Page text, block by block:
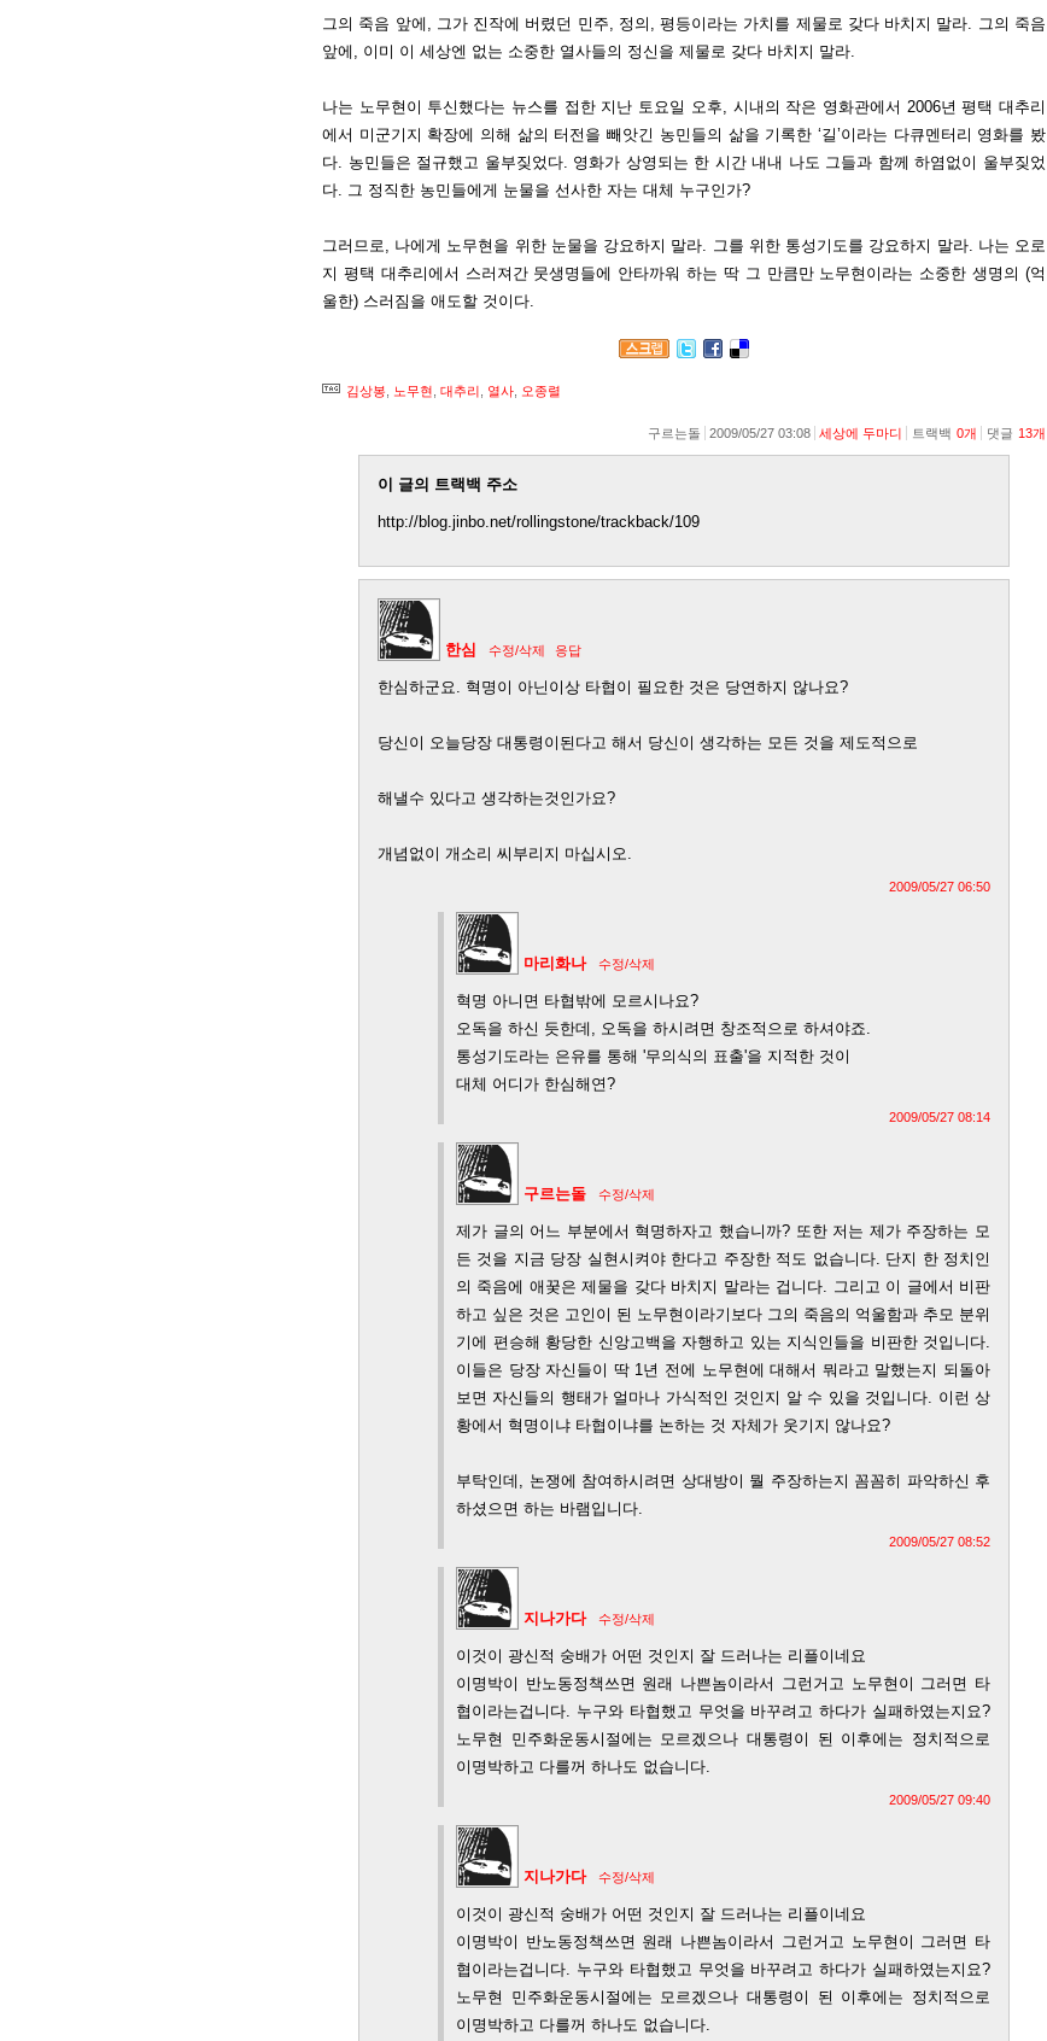
그의 죽음 앞에, 그가 진작에 버렸던 민주, 정의, 평등이라는 가치를 제물로 갖다 바치지 말라. 그의 죽음
앞에, 이미 이 세상엔 없는 소중한 열사들의 정신을 제물로 갖다 바치지 말라.
나는 노무현이 투신했다는 뉴스를 접한 지난 토요일 오후, 시내의 작은 영화관에서 2006년 평택 대추리
에서 미군기지 확장에 의해 삶의 터전을 빼앗긴 농민들의 삶을 기록한 ‘길’이라는 다큐멘터리 영화를 봤
다. 농민들은 절규했고 울부짖었다. 영화가 상영되는 한 시간 내내 나도 그들과 함께 하염없이 울부짖었
다. 그 정직한 농민들에게 눈물을 선사한 자는 대체 누구인가?
그러므로, 나에게 노무현을 위한 눈물을 강요하지 말라. 그를 위한 통성기도를 강요하지 말라. 나는 오로
지 평택 대추리에서 스러져간 뭇생명들에 안타까워 하는 딱 그 만큼만 노무현이라는 소중한 생명의 (억
울한) 스러짐을 애도할 것이다.
김상봉 노무현 대추리 열사 오종렬
구르는돌 2009/05/27 03:08 세상에 두마디 트랙백 0개 댓글 13개
이 글의 트랙백 주소
http://blog.jinbo.net/rollingstone/trackback/109
한심 수정/삭제 응답
한심하군요. 혁명이 아닌이상 타협이 필요한 것은 당연하지 않나요?
당신이 오늘당장 대통령이된다고 해서 당신이 생각하는 모든 것을 제도적으로
해낼수 있다고 생각하는것인가요?
개념없이 개소리 씨부리지 마십시오.
2009/05/27 06:50
마리화나 수정/삭제
혁명 아니면 타협밖에 모르시나요?
오독을 하신 듯한데, 오독을 하시려면 창조적으로 하셔야죠.
통성기도라는 은유를 통해 '무의식의 표출'을 지적한 것이
대체 어디가 한심해연?
2009/05/27 08:14
구르는돌 수정/삭제
제가 글의 어느 부분에서 혁명하자고 했습니까? 또한 저는 제가 주장하는 모
든 것을 지금 당장 실현시켜야 한다고 주장한 적도 없습니다. 단지 한 정치인
의 죽음에 애꿎은 제물을 갖다 바치지 말라는 겁니다. 그리고 이 글에서 비판
하고 싶은 것은 고인이 된 노무현이라기보다 그의 죽음의 억울함과 추모 분위
기에 편승해 황당한 신앙고백을 자행하고 있는 지식인들을 비판한 것입니다.
이들은 당장 자신들이 딱 1년 전에 노무현에 대해서 뭐라고 말했는지 되돌아
보면 자신들의 행태가 얼마나 가식적인 것인지 알 수 있을 것입니다. 이런 상
황에서 혁명이냐 타협이냐를 논하는 것 자체가 웃기지 않나요?
부탁인데, 논쟁에 참여하시려면 상대방이 뭘 주장하는지 꼼꼼히 파악하신 후
하셨으면 하는 바램입니다.
2009/05/27 08:52
지나가다 수정/삭제
이것이 광신적 숭배가 어떤 것인지 잘 드러나는 리플이네요
이명박이 반노동정책쓰면 원래 나쁜놈이라서 그런거고 노무현이 그러면 타
협이라는겁니다. 누구와 타협했고 무엇을 바꾸려고 하다가 실패하였는지요?
노무현 민주화운동시절에는 모르겠으나 대통령이 된 이후에는 정치적으로
이명박하고 다를꺼 하나도 없습니다.
2009/05/27 09:40
지나가다 수정/삭제
이것이 광신적 숭배가 어떤 것인지 잘 드러나는 리플이네요
이명박이 반노동정책쓰면 원래 나쁜놈이라서 그런거고 노무현이 그러면 타
협이라는겁니다. 누구와 타협했고 무엇을 바꾸려고 하다가 실패하였는지요?
노무현 민주화운동시절에는 모르겠으나 대통령이 된 이후에는 정치적으로
이명박하고 다를꺼 하나도 없습니다.